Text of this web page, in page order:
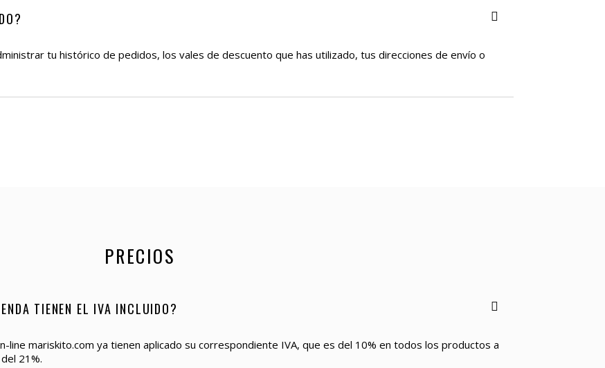
tu histórico de pedidos, los vales de descuento que has utilizado, tus direcciones de envío o
PRECIOS
TIENEN EL IVA INCLUIDO?
line mariskito.com ya tienen aplicado su correspondiente IVA, que es del 10% en todos los productos a
21%.